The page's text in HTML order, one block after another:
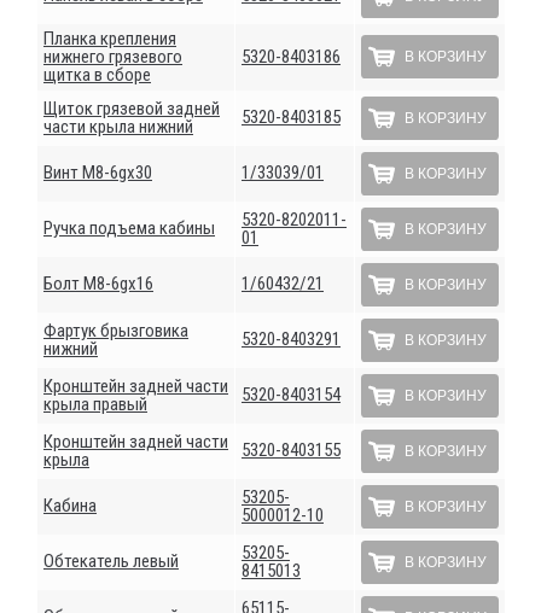
Планка крепления
нижнего грязевого
щитка в сборе
5320-8403186 В КОРЗИНУ
Щиток грязевой задней
части крыла нижний
5320-8403185 В КОРЗИНУ
Винт М8-6gх30 1/33039/01 В КОРЗИНУ
Ручка подъема кабины
5320-8202011-
01
В КОРЗИНУ
Болт М8-6gх16 1/60432/21 В КОРЗИНУ
Фартук брызговика
нижний
5320-8403291 В КОРЗИНУ
Кронштейн задней части
крыла правый
5320-8403154 В КОРЗИНУ
Кронштейн задней части
крыла
5320-8403155 В КОРЗИНУ
Кабина
53205-
5000012-10
В КОРЗИНУ
Обтекатель левый
53205-
8415013
В КОРЗИНУ